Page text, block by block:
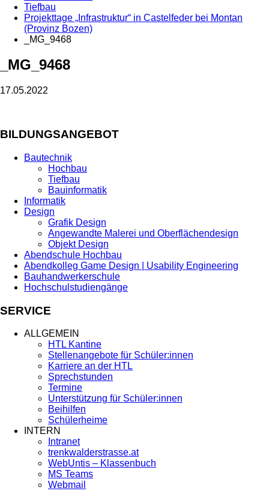
Tiefbau
Projekttage „Infrastruktur“ in Castelfeder bei Montan
(Provinz Bozen)
_MG_9468
_MG_9468
17.05.2022
BILDUNGSANGEBOT
Bautechnik
Hochbau
Tiefbau
Bauinformatik
Informatik
Design
Grafik Design
Angewandte Malerei und Oberflächendesign
Objekt Design
Abendschule Hochbau
Abendkolleg Game Design | Usability Engineering
Bauhandwerkerschule
Hochschulstudiengänge
SERVICE
ALLGEMEIN
HTL Kantine
Stellenangebote für Schüler:innen
Karriere an der HTL
Sprechstunden
Termine
Unterstützung für Schüler:innen
Beihilfen
Schülerheime
INTERN
Intranet
trenkwalderstrasse.at
WebUntis – Klassenbuch
MS Teams
Webmail